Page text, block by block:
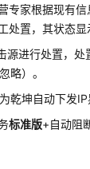
专家根据现有
处置，其状态显
源进行处置，处
略）。
乾坤自动下发IP
标准版+自动阻